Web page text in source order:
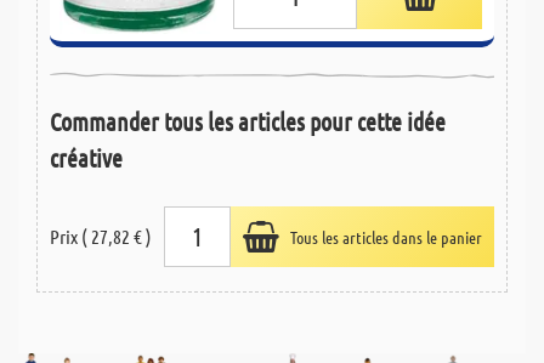
Commander tous les articles pour cette idée
créative
Prix ( 27,82 € ) Tous les articles dans le panier